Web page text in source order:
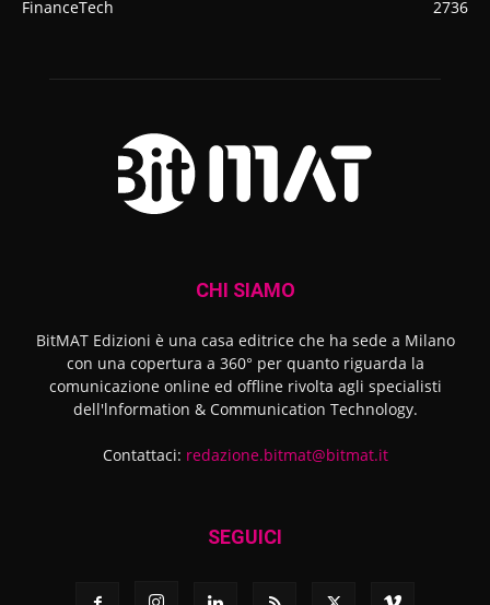
FinanceTech
2736
CHI SIAMO
BitMAT Edizioni è una casa editrice che ha sede a Milano
con una copertura a 360° per quanto riguarda la
comunicazione online ed offline rivolta agli specialisti
dell'lnformation & Communication Technology.
Contattaci: redazione.bitmat@bitmat.it
SEGUICI